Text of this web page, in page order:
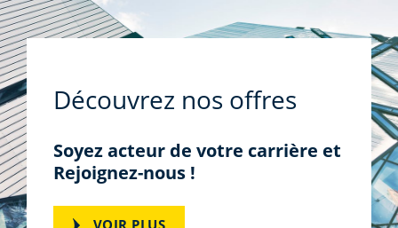
Découvrez nos offres
Soyez acteur de votre carrière et
Rejoignez-nous !
VOIR PLUS